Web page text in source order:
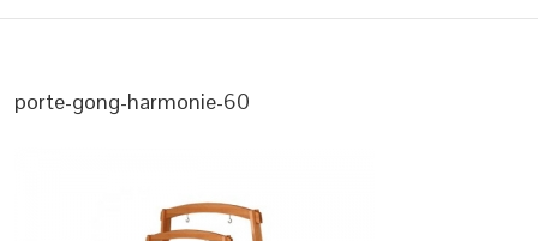
porte-gong-harmonie-60